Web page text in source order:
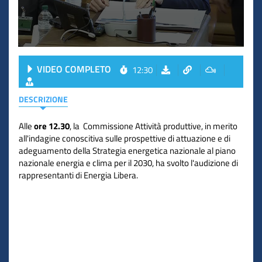
VIDEO COMPLETO 12:30
DESCRIZIONE
Alleore 12.30, la Commissione Attività produttive, in merito
all'indagine conoscitiva sulle prospettive di attuazione e di
adeguamento della Strategia energetica nazionale al piano
nazionale energia e clima per il 2030, ha svolto l'audizione di
rappresentanti di Energia Libera.